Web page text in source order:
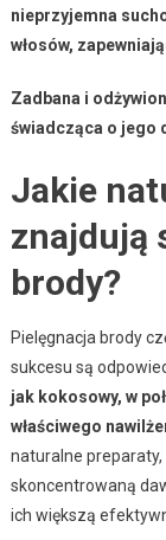
nieprzyjemna
włosów,
Zadbana i
świadcząca o jego
Jakie
znajdują
brody?
Pielęgnacja brody
sukcesu są
jak kokosowy, w
właściwego
naturalne
skoncentrowaną
ich większą